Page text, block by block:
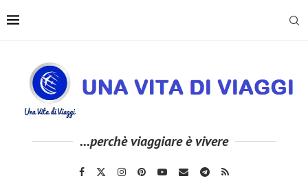
...perchè viaggiare è vivere